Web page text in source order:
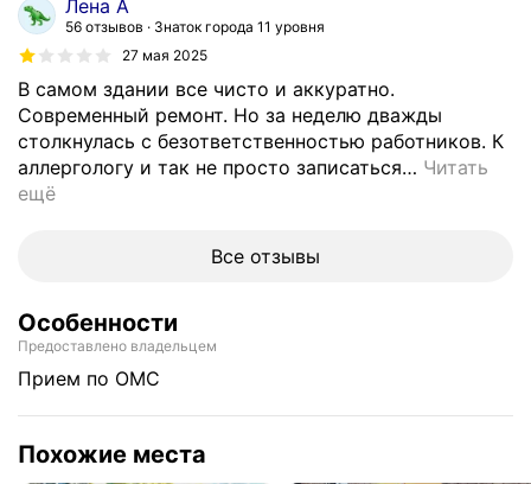
Лена А
56 отзывов
Знаток города 11 уровня
27 мая 2025
В самом здании все чисто и аккуратно.
Современный ремонт. Но за неделю дважды
столкнулась с безответственностью работников. К
аллергологу и так не просто записаться… Читать
ещё
Все отзывы
Особенности
Предоставлено владельцем
прием по ОМС
Похожие места